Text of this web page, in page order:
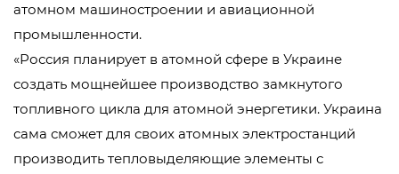
атомном машиностроении и авиационной
промышленности.
«Россия планирует в атомной сфере в Украине
создать мощнейшее производство замкнутого
топливного цикла для атомной энергетики. Украина
сама сможет для своих атомных электростанций
производить тепловыделяющие элементы с